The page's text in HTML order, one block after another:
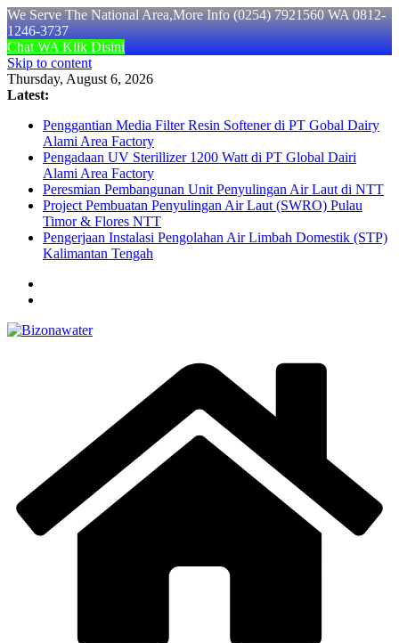
We Serve The National Area,More Info (0254) 7921560 WA 0812-
1246-3737
Chat WA Klik Disini
Skip to content
Thursday, August 6, 2026
Latest:
Penggantian Media Filter Resin Softener di PT Gobal Dairy
Alami Area Factory
Pengadaan UV Sterillizer 1200 Watt di PT Global Dairi
Alami Area Factory
Peresmian Pembangunan Unit Penyulingan Air Laut di NTT
Project Pembuatan Penyulingan Air Laut (SWRO) Pulau
Timor & Flores NTT
Pengerjaan Instalasi Pengolahan Air Limbah Domestik (STP)
Kalimantan Tengah